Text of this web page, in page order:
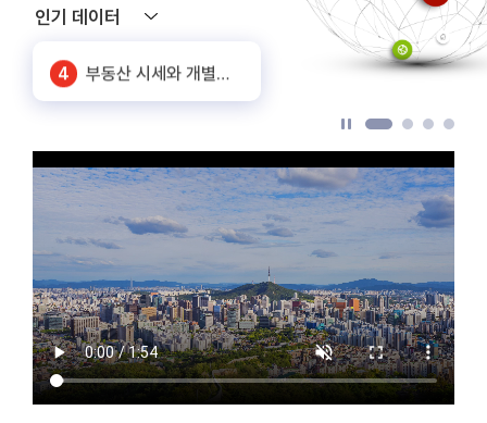
인기 데이터
3 신축 건축물 정보
4 부동산 시세와 개별공시지가_서울
7 SNS 노출대비 유동인구
1 공동주택 단지 연계정보
2 주요 상권별 에너지 사용량 정보
3 신축 건축물 정보
4 부동산 시세와 개별공시지가_서울